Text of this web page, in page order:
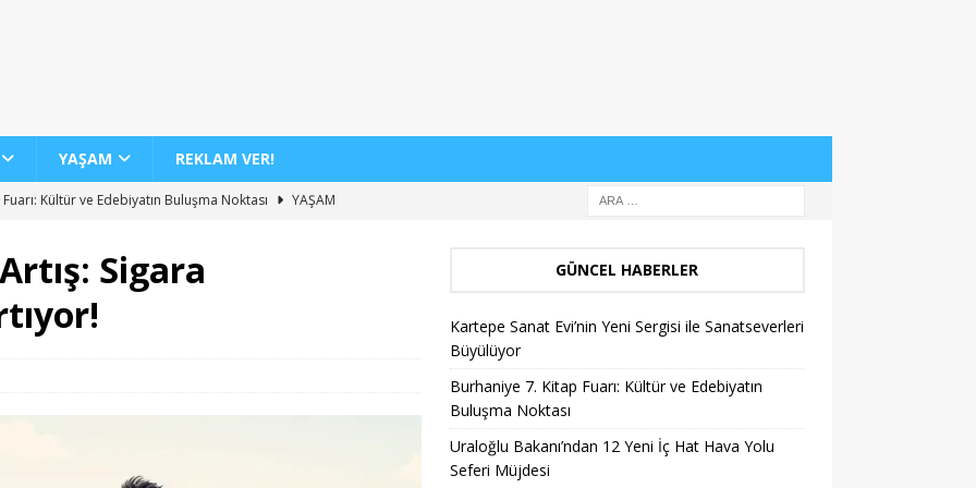
YAŞAM REKLAM VER!
Kültür ve Edebiyatın Buluşma Noktası
YAŞAM
100 Bini Aşkın Yolcu Taşıma Rekoru
%30 İndirim Fırsatı
Sigara
GÜNCEL HABERLER
Kartepe Sanat Evi’nin Yeni Sergisi ile Sanatseverleri
Büyülüyor
Burhaniye 7. Kitap Fuarı: Kültür ve Edebiyatın
Buluşma Noktası
Uraloğlu Bakanı’ndan 12 Yeni İç Hat Hava Yolu
Seferi Müjdesi